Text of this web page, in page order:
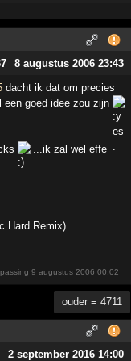
8 augustus 2006 23:43
dacht ik dat om precies
een goed idee zou zijn
...ik zal wel effe
Hard Remix)
9 augustus 2006 00:02
ouder ≡ 4711
2 september 2016 14:00